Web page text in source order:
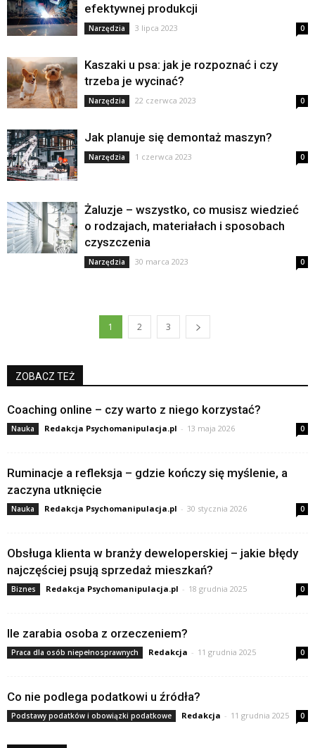
efektywnej produkcji
Narzędzia 3 lipca 2023 0
Kaszaki u psa: jak je rozpoznać i czy
trzeba je wycinać?
Narzędzia 22 czerwca 2023 0
Jak planuje się demontaż maszyn?
Narzędzia 1 czerwca 2023 0
Żaluzje – wszystko, co musisz wiedzieć
o rodzajach, materiałach i sposobach
czyszczenia
Narzędzia 30 marca 2023 0
1 2 3
ZOBACZ TEŻ
Coaching online – czy warto z niego korzystać?
Nauka Redakcja Psychomanipulacja.pl - 13 maja 2026 0
Ruminacje a refleksja – gdzie kończy się myślenie, a
zaczyna utknięcie
Nauka Redakcja Psychomanipulacja.pl - 30 stycznia 2026 0
Obsługa klienta w branży deweloperskiej – jakie błędy
najczęściej psują sprzedaż mieszkań?
Biznes Redakcja Psychomanipulacja.pl - 18 grudnia 2025 0
Ile zarabia osoba z orzeczeniem?
Praca dla osób niepełnosprawnych Redakcja - 11 grudnia 2025 0
Co nie podlega podatkowi u źródła?
Podstawy podatków i obowiązki podatkowe Redakcja - 11 grudnia 2025 0